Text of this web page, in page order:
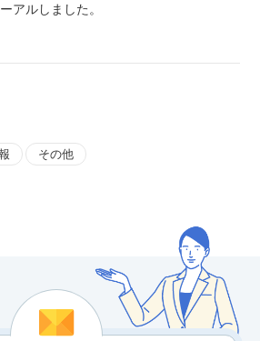
アルしました。
その他